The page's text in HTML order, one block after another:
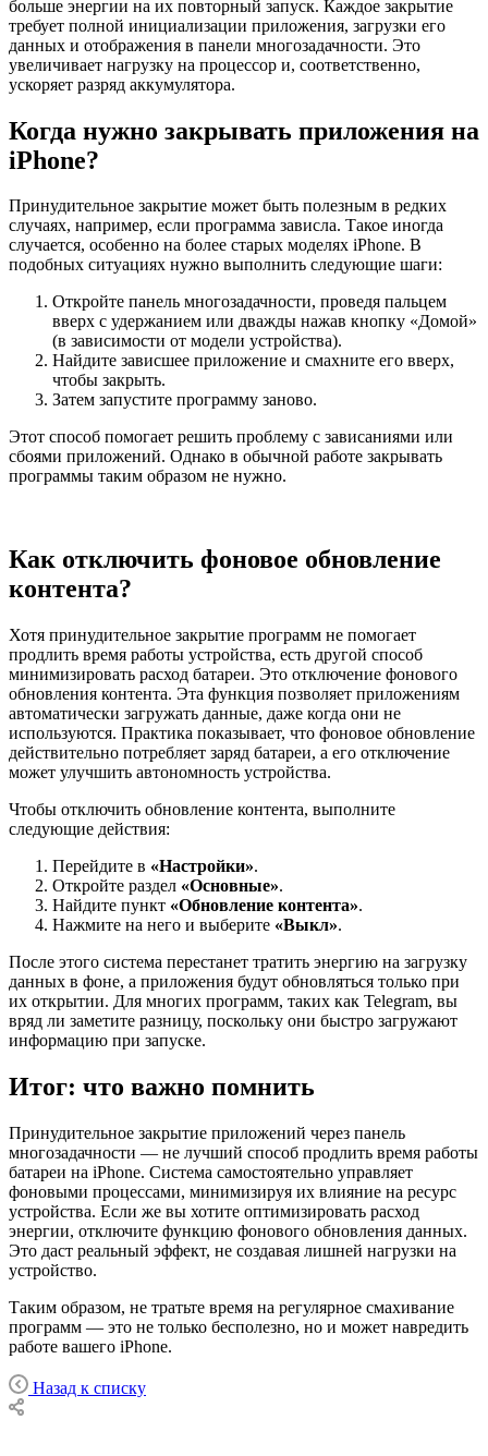
больше энергии на их повторный запуск. Каждое закрытие
требует полной инициализации приложения, загрузки его
данных и отображения в панели многозадачности. Это
увеличивает нагрузку на процессор и, соответственно,
ускоряет разряд аккумулятора.
Когда нужно закрывать приложения на
iPhone?
Принудительное закрытие может быть полезным в редких
случаях, например, если программа зависла. Такое иногда
случается, особенно на более старых моделях iPhone. В
подобных ситуациях нужно выполнить следующие шаги:
Откройте панель многозадачности, проведя пальцем
вверх с удержанием или дважды нажав кнопку «Домой»
(в зависимости от модели устройства).
Найдите зависшее приложение и смахните его вверх,
чтобы закрыть.
Затем запустите программу заново.
Этот способ помогает решить проблему с зависаниями или
сбоями приложений. Однако в обычной работе закрывать
программы таким образом не нужно.
Как отключить фоновое обновление
контента?
Хотя принудительное закрытие программ не помогает
продлить время работы устройства, есть другой способ
минимизировать расход батареи. Это отключение фонового
обновления контента. Эта функция позволяет приложениям
автоматически загружать данные, даже когда они не
используются. Практика показывает, что фоновое обновление
действительно потребляет заряд батареи, а его отключение
может улучшить автономность устройства.
Чтобы отключить обновление контента, выполните
следующие действия:
Перейдите в «Настройки».
Откройте раздел «Основные».
Найдите пункт «Обновление контента».
Нажмите на него и выберите «Выкл».
После этого система перестанет тратить энергию на загрузку
данных в фоне, а приложения будут обновляться только при
их открытии. Для многих программ, таких как Telegram, вы
вряд ли заметите разницу, поскольку они быстро загружают
информацию при запуске.
Итог: что важно помнить
Принудительное закрытие приложений через панель
многозадачности — не лучший способ продлить время работы
батареи на iPhone. Система самостоятельно управляет
фоновыми процессами, минимизируя их влияние на ресурс
устройства. Если же вы хотите оптимизировать расход
энергии, отключите функцию фонового обновления данных.
Это даст реальный эффект, не создавая лишней нагрузки на
устройство.
Таким образом, не тратьте время на регулярное смахивание
программ — это не только бесполезно, но и может навредить
работе вашего iPhone.
Назад к списку